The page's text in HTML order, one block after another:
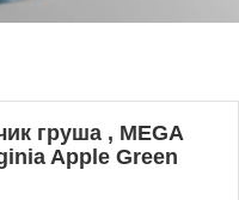
груша , MEGA
Apple Green